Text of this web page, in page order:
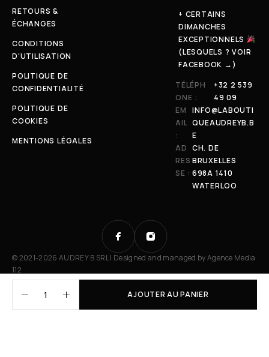
AJOUTER AU PANIER
RETOURS &
ÉCHANGES
CONDITIONS
D'UTILISATION
POLITIQUE DE
CONFIDENTIALITÉ
POLITIQUE DE
COOKIES
MENTIONS LÉGALES
+ CERTAINS
DIMANCHES
EXCEPTIONNELS
(LESQUELS ? VOIR
FACEBOOK →)
TÉLÉPH
ONE :
+32 2 539
49 09
EM
AIL
:
INFO@LABOUTI
QUEAUDREYB.B
E
AD
RES
SE :
CH. DE
BRUXELLES
698A 1410
WATERLOO
© 2021-2026 AUDREY B SRL | Designed and managed byAgence Media
112